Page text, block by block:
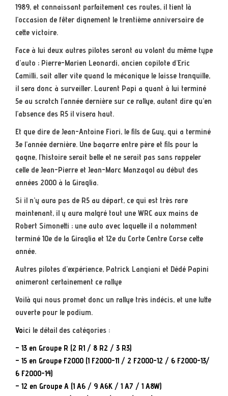
1989, et connaissant parfaitement ces routes, il tient là
l’occasion de fêter dignement le trentième anniversaire de
cette victoire.
Face à lui deux autres pilotes seront au volant du même type
d’auto ; Pierre-Marien Leonardi, ancien copilote d’Eric
Camilli, sait aller vite quand la mécanique le laisse tranquille,
il sera donc à surveiller. Laurent Papi a quant à lui terminé
5e au scratch l’année dernière sur ce rallye, autant dire qu’en
l’absence des R5 il visera haut.
Et que dire de Jean-Antoine Fiori, le fils de Guy, qui a terminé
3e l’année dernière. Une bagarre entre père et fils pour la
gagne, l’histoire serait belle et ne serait pas sans rappeler
celle de Jean-Pierre et Jean-Marc Manzagol au début des
années 2000 à la Giraglia.
Si il n’y aura pas de R5 au départ, ce qui est très rare
maintenant, il y aura malgré tout une WRC aux mains de
Robert Simonetti ; une auto avec laquelle il a notamment
terminé 10e de la Giraglia et 12e du Corte Centre Corse cette
année.
Autres pilotes d’expérience, Patrick Langiani et Dédé Papini
animeront certainement ce rallye
Voilà qui nous promet donc un rallye très indécis, et une lutte
ouverte pour le podium.
Voici le détail des catégories :
– 13 en Groupe R (2 R1 / 8 R2 / 3 R3)
– 15 en Groupe F2000 (1 F2000-11 / 2 F2000-12 / 6 F2000-13/
6 F2000-14)
– 12 en Groupe A (1 A6 / 9 A6K / 1 A7 / 1 A8W)